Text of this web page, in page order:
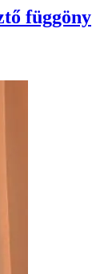
függöny